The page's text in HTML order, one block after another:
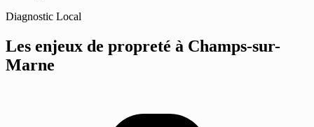
Diagnostic Local
Les enjeux de propreté à Champs-sur-
Marne